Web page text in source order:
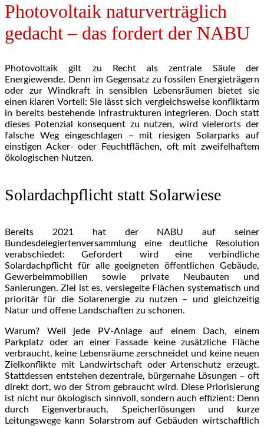
Photovoltaik naturverträglich
gedacht – das fordert der NABU
Photovoltaik gilt zu Recht als zentrale Säule der
Energiewende. Denn im Gegensatz zu fossilen Energieträgern
oder zur Windkraft in sensiblen Lebensräumen bietet sie
einen klaren Vorteil: Sie lässt sich vergleichsweise konfliktarm
in bereits bestehende Infrastrukturen integrieren. Doch statt
dieses Potenzial konsequent zu nutzen, wird vielerorts der
falsche Weg eingeschlagen – mit riesigen Solarparks auf
einstigen Acker- oder Feuchtflächen, oft mit zweifelhaftem
ökologischen Nutzen.
Solardachpflicht statt Solarwiese
Bereits 2021 hat der NABU auf seiner
Bundesdelegiertenversammlung eine deutliche Resolution
verabschiedet: Gefordert wird eine verbindliche
Solardachpflicht für alle geeigneten öffentlichen Gebäude,
Gewerbeimmobilien sowie private Neubauten und
Sanierungen. Ziel ist es, versiegelte Flächen systematisch und
prioritär für die Solarenergie zu nutzen – und gleichzeitig
Natur und offene Landschaften zu schonen.
Warum? Weil jede PV-Anlage auf einem Dach, einem
Parkplatz oder an einer Fassade keine zusätzliche Fläche
verbraucht, keine Lebensräume zerschneidet und keine neuen
Zielkonflikte mit Landwirtschaft oder Artenschutz erzeugt.
Stattdessen entstehen dezentrale, bürgernahe Lösungen – oft
direkt dort, wo der Strom gebraucht wird. Diese Priorisierung
ist nicht nur ökologisch sinnvoll, sondern auch effizient: Denn
durch Eigenverbrauch, Speicherlösungen und kurze
Leitungswege kann Solarstrom auf Gebäuden wirtschaftlich